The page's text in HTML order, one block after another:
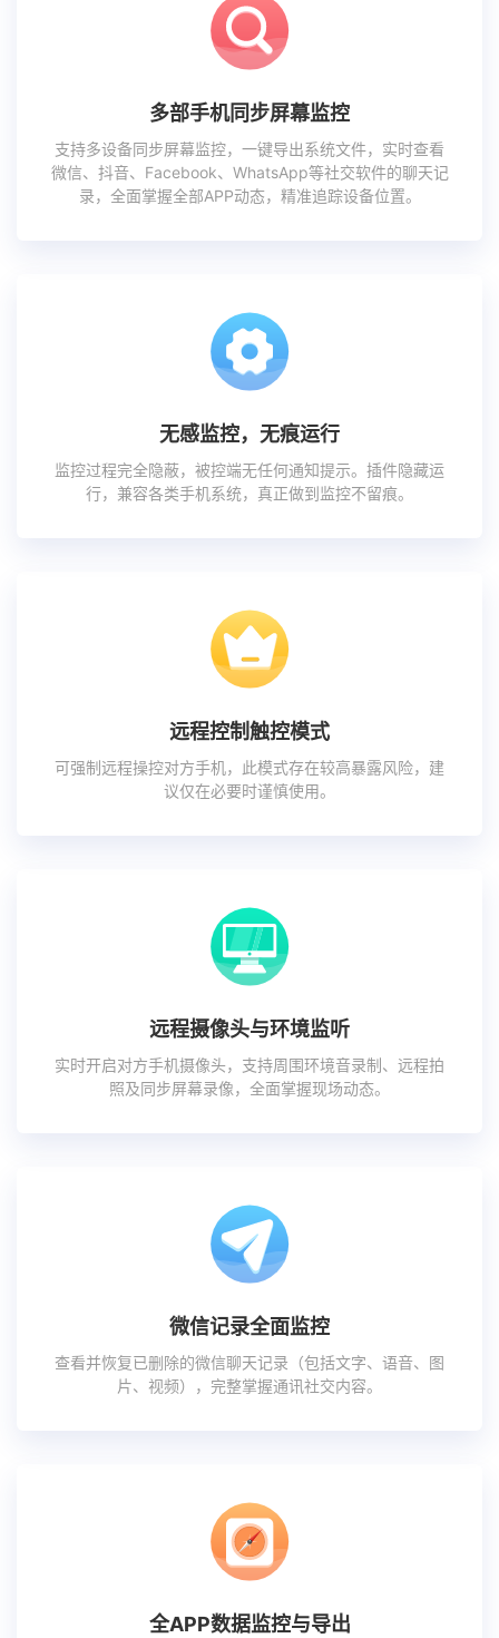
多部手机同步屏幕监控
支持多设备同步屏幕监控，一键导出系统文件，实时查看
微信、抖音、Facebook、WhatsApp等社交软件的聊天记
录，全面掌握全部APP动态，精准追踪设备位置。
无感监控，无痕运行
监控过程完全隐蔽，被控端无任何通知提示。插件隐藏运
行，兼容各类手机系统，真正做到监控不留痕。
远程控制触控模式
可强制远程操控对方手机，此模式存在较高暴露风险，建
议仅在必要时谨慎使用。
远程摄像头与环境监听
实时开启对方手机摄像头，支持周围环境音录制、远程拍
照及同步屏幕录像，全面掌握现场动态。
微信记录全面监控
查看并恢复已删除的微信聊天记录（包括文字、语音、图
片、视频），完整掌握通讯社交内容。
全APP数据监控与导出